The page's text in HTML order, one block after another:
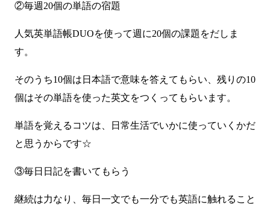
②毎週20個の単語の宿題
人気英単語帳DUOを使って週に20個の課題をだしま
す。
そのうち10個は日本語で意味を答えてもらい、残りの10
個はその単語を使った英文をつくってもらいます。
単語を覚えるコツは、日常生活でいかに使っていくかだ
と思うからです☆
③毎日日記を書いてもらう
継続は力なり、毎日一文でも一分でも英語に触れること